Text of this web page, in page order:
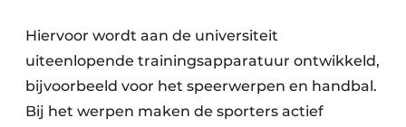
Hiervoor wordt aan de universiteit
uiteenlopende trainingsapparatuur ontwikkeld,
bijvoorbeeld voor het speerwerpen en handbal.
Bij het werpen maken de sporters actief